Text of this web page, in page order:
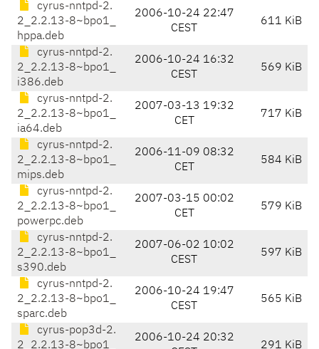
cyrus-nntpd-2.
2_2.2.13-8~bpo1_
hppa.deb
2006-10-24 22:47
CEST
611 KiB
cyrus-nntpd-2.
2_2.2.13-8~bpo1_
i386.deb
2006-10-24 16:32
CEST
569 KiB
cyrus-nntpd-2.
2_2.2.13-8~bpo1_
ia64.deb
2007-03-13 19:32
CET
717 KiB
cyrus-nntpd-2.
2_2.2.13-8~bpo1_
mips.deb
2006-11-09 08:32
CET
584 KiB
cyrus-nntpd-2.
2_2.2.13-8~bpo1_
powerpc.deb
2007-03-15 00:02
CET
579 KiB
cyrus-nntpd-2.
2_2.2.13-8~bpo1_
s390.deb
2007-06-02 10:02
CEST
597 KiB
cyrus-nntpd-2.
2_2.2.13-8~bpo1_
sparc.deb
2006-10-24 19:47
CEST
565 KiB
cyrus-pop3d-2.
2_2.2.13-8~bpo1_
2006-10-24 20:32
291 KiB